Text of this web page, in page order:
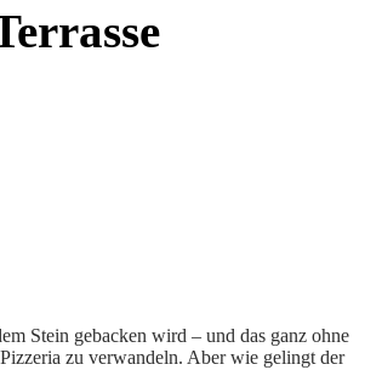
Stein gebacken wird – und das ganz ohne
zu verwandeln. Aber wie gelingt der